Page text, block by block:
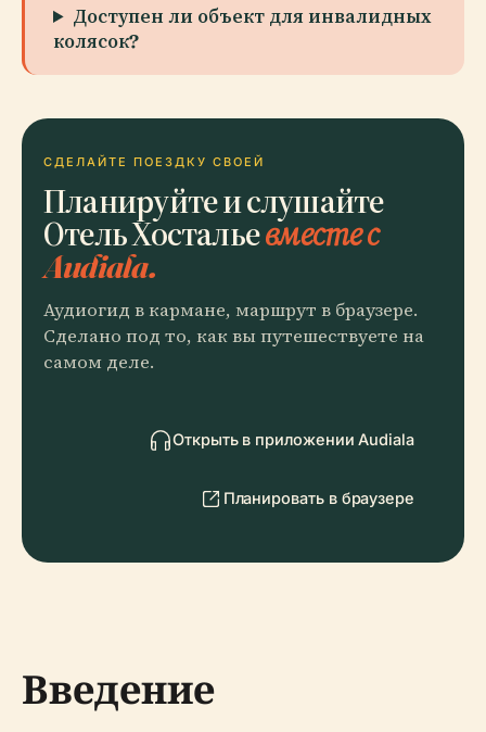
Доступен ли объект для инвалидных
колясок?
СДЕЛАЙТЕ ПОЕЗДКУ СВОЕЙ
Планируйте и слушайте
Отель Хостальевместе с
Audiala.
Аудиогид в кармане, маршрут в браузере.
Сделано под то, как вы путешествуете на
самом деле.
Открыть в приложении Audiala
Планировать в браузере
Введение